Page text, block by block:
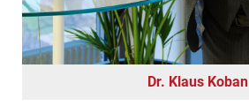
MST Muhr
ÖKO-Wohnbau
Dr. Klaus Koban